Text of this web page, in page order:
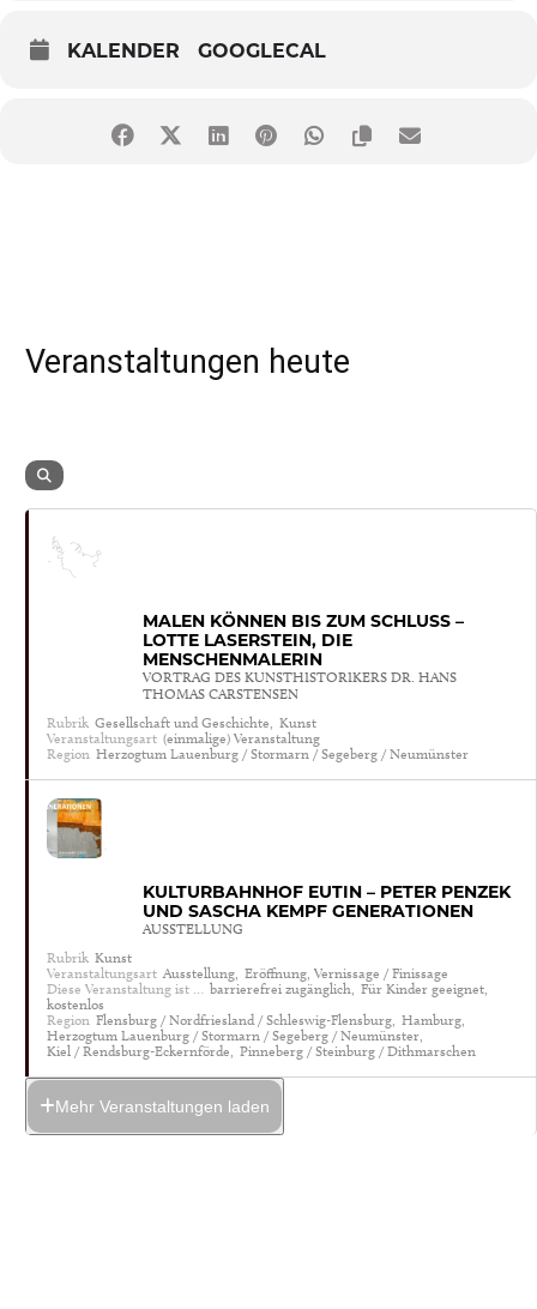
KALENDER GOOGLECAL
Veranstaltungen heute
MALEN KÖNNEN BIS ZUM SCHLUSS –
LOTTE LASERSTEIN, DIE
MENSCHENMALERIN
VORTRAG DES KUNSTHISTORIKERS DR. HANS
THOMAS CARSTENSEN
Rubrik Gesellschaft und Geschichte, Kunst
Veranstaltungsart (einmalige) Veranstaltung
Region Herzogtum Lauenburg / Stormarn / Segeberg / Neumünster
KULTURBAHNHOF EUTIN – PETER PENZEK
UND SASCHA KEMPF GENERATIONEN
AUSSTELLUNG
Rubrik Kunst
Veranstaltungsart Ausstellung, Eröffnung, Vernissage / Finissage
Diese Veranstaltung ist … barrierefrei zugänglich, Für Kinder geeignet,
kostenlos
Region Flensburg / Nordfriesland / Schleswig-Flensburg, Hamburg,
Herzogtum Lauenburg / Stormarn / Segeberg / Neumünster,
Kiel / Rendsburg-Eckernförde, Pinneberg / Steinburg / Dithmarschen
Mehr Veranstaltungen laden